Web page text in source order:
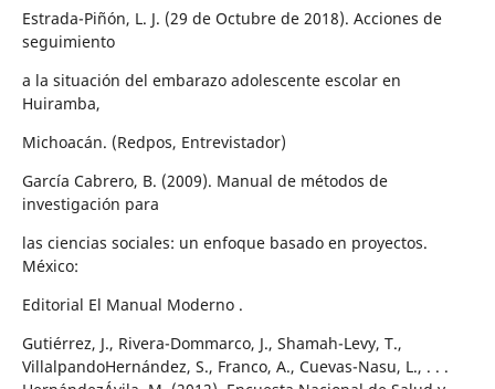
Estrada-Piñón, L. J. (29 de Octubre de 2018). Acciones de
seguimiento
a la situación del embarazo adolescente escolar en
Huiramba,
Michoacán. (Redpos, Entrevistador)
García Cabrero, B. (2009). Manual de métodos de
investigación para
las ciencias sociales: un enfoque basado en proyectos.
México:
Editorial El Manual Moderno .
Gutiérrez, J., Rivera-Dommarco, J., Shamah-Levy, T.,
VillalpandoHernández, S., Franco, A., Cuevas-Nasu, L., . . .